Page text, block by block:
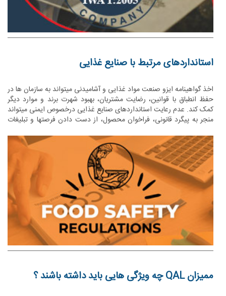
استانداردهای مرتبط با صنایع غذایی
اخذ گواهینامه ایزو صنعت مواد غذایی و آشامیدنی میتواند به سازمان ها در
حفظ انطباق با قوانین، رضایت مشتریان، بهبود شهرت برند و موارد دیگر
کمک کند. عدم رعایت استانداردهای صنایع غذایی درخصوص ایمنی میتواند
منجر به پیگرد قانونی، فراخوان محصول، از دست دادن فرصتها و تبلیغات
ممیزان QAL چه ویژگی هایی باید داشته باشند ؟